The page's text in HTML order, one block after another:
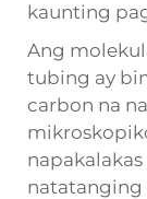
kaunting
Ang
tubing ay
carbon na
natatanging